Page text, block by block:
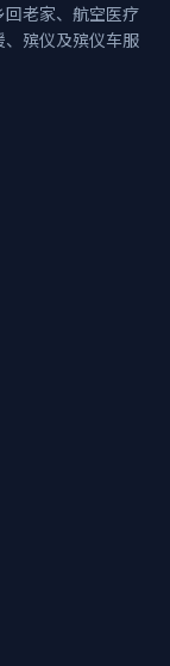
老家、航空医疗
殡仪及殡仪车服